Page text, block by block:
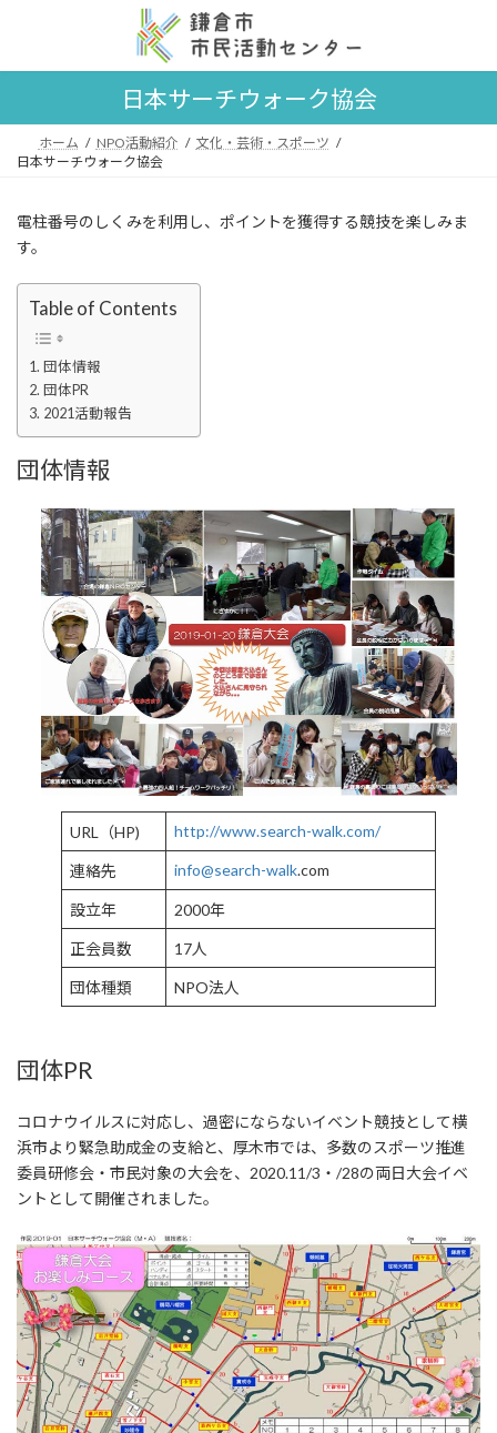
ン
へ
ー
ョ
日本サーチウォーク協会
ホーム NPO活動紹介
文化・芸術・スポーツ
日本サーチウォーク協会
電柱番号のしくみを利用し、ポイントを獲得する競技を楽しみま
す。
Table of Contents
団体情報
団体PR
2021活動報告
団体情報
URL（HP) http://www.search-walk.com/
連絡先 info@search-walk.com
設立年 2000年
正会員数 17人
団体種類 NPO法人
団体PR
コロナウイルスに対応し、過密にならないイベント競技として横
浜市より緊急助成金の支給と、厚木市では、多数のスポーツ推進
委員研修会・市民対象の大会を、2020.11/3・/28の両日大会イベ
ントとして開催されました。